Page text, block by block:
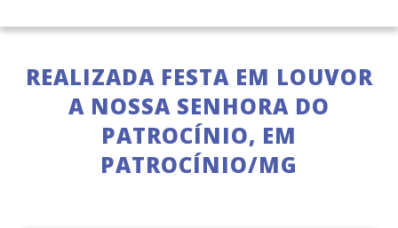
REALIZADA FESTA EM LOUVOR
A NOSSA SENHORA DO
PATROCÍNIO, EM
PATROCÍNIO/MG